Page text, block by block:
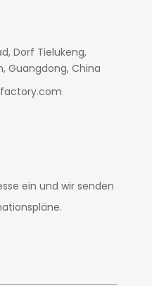
Dorf Tielukeng,
Guangdong, China
ein und wir senden